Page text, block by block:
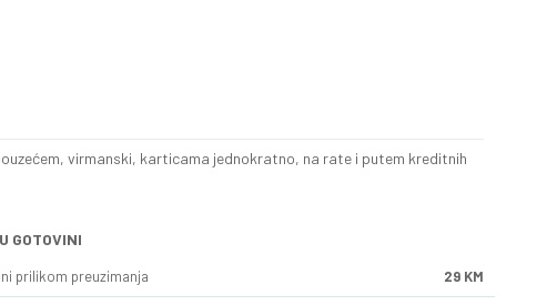
virmanski, karticama jednokratno, na rate i putem kreditnih
GOTOVINI
prilikom preuzimanja 29 KM